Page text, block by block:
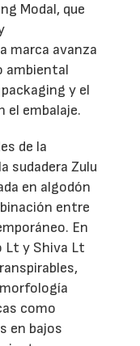
Modal, que
marca avanza
ambiental
y el
el embalaje.
de la
sudadera Zulu
en algodón
entre
En
Lt y Shiva Lt
como
en bajos